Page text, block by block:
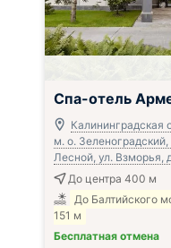
Спа-отель
Калининградская
м. о. Зеленоградский,
Лесной, ул. Взморья,
До центра 400 м
До Балтийского
151 м
Бесплатная отмена